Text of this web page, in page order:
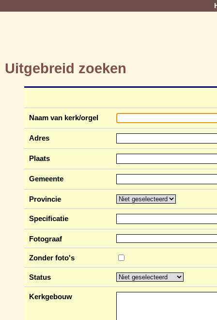
Uitgebreid zoeken
Naam van kerk/orgel
Adres
Plaats
Gemeente
Provincie
Specificatie
Fotograaf
Zonder foto's
Status
Kerkgebouw